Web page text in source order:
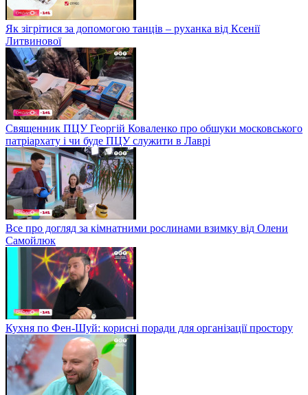
Як зігрітися за допомогою танців – руханка від Ксенії
Литвинової
Священник ПЦУ Георгій Коваленко про обшуки московського
патріархату і чи буде ПЦУ служити в Лаврі
Все про догляд за кімнатними рослинами взимку від Олени
Самойлюк
Кухня по Фен-Шуй: корисні поради для організації простору